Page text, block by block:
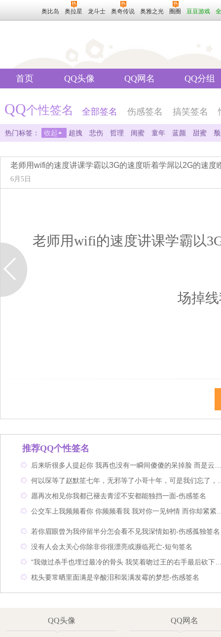
奥比岛 奥拉星 龙斗士 奥奇传说 奥雅之光 圈圈 豆豆游戏
首页 QQ头像 QQ网名 QQ分组
QQ个性签名 全部签名 伤感签名 搞笑签名
热门标签： 收起 超拽 悲伤 哲理 闺蜜 童年 蓝颜 甜蜜
老师用wifi的速度讲课学霸以3G的速度听着学屌以2G的速度
6月5日
老师用wifi的速度讲课学霸以
场掉
推荐QQ个性签名
愿再次相见你我都已褪去青涩不安都能独挡一面-伤感签名
若你眉眼曾为我停留半分怎会看不见我深情如初-伤感孤独签名
没有人会太关心你除非你很漂亮或濒临死亡-短句签名
枕头要常晒里面满是辛酸泪和装满发霉的梦想-伤感签名
QQ头像 QQ网名